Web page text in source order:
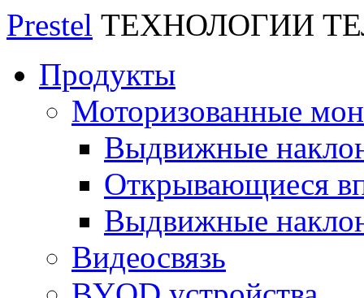
Prestel ТЕХНОЛОГИИ
Продукты
Моторизованные
Выдвижные
Открывающиеся
Выдвижные
Видеосвязь